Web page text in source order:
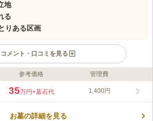
地
る
りある区画
コメント・口コミを見る
メント
中にある境内墓地です。 ポカポカとした暖かい
明るく照らしてくれる、陽当たり良好な好立地に
できない方でも安心してお任せできます。 トイレ
参考価格 管理費
35万円+墓石代 1,400円
お墓の詳細を見る